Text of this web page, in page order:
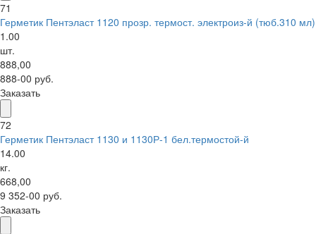
71
Герметик Пентэласт 1120 прозр. термост. электроиз-й (тюб.310 мл)
1.00
шт.
888,00
888-00 руб.
Заказать
72
Герметик Пентэласт 1130 и 1130Р-1 бел.термостой-й
14.00
кг.
668,00
9 352-00 руб.
Заказать